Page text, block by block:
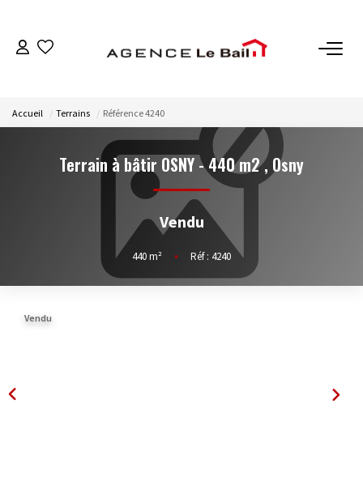
ESTIMATION
LOCATIONS
GESTION
Accueil Terrains Référence 4240
Terrain à bâtir OSNY - 440 m2, Osny
Vendu
440m² • Réf : 4240
Vendu